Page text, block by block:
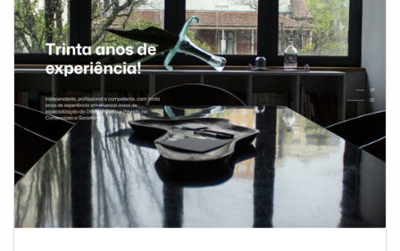
NOVO WEBSITE INSTITUCIONAL DA N-ADVOGADOS
INTERNET